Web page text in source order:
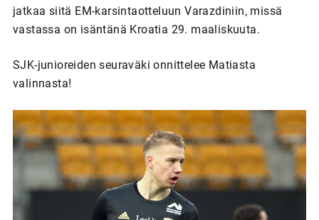
jatkaa siitä EM-karsintaotteluun Varazdiniin, missä
vastassa on isäntänä Kroatia 29. maaliskuuta.
SJK-junioreiden seuraväki onnittelee Matiasta
valinnasta!